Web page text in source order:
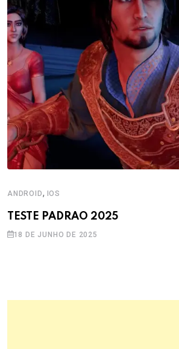
ANDROID, IOS
TESTE PADRAO 2025
18 DE JUNHO DE 2025